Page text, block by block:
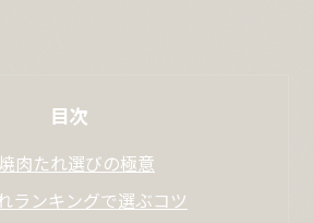
目次
肉たれ選びの極意
ランキングで選ぶコツ